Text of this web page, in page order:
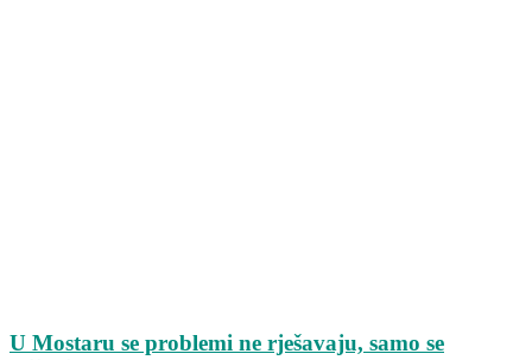
U Mostaru se problemi ne rješavaju, samo se